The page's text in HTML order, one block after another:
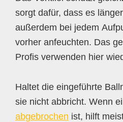
sorgt dafür, dass es
außerdem bei jedem
vorher anfeuchten. Das
Profis verwenden hier
Haltet die eingeführte
sie nicht abbricht. Wenn
abgebrochen ist, hilft